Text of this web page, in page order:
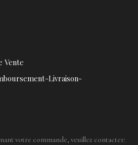
Vente
Livraison-
votre commande, veuillez contacter: